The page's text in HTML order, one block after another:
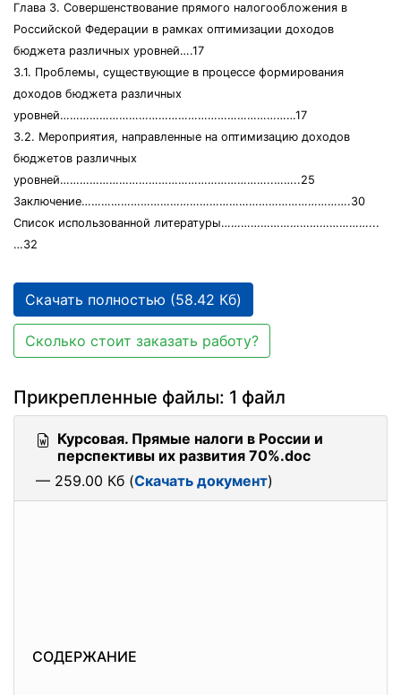
Глава 3. Совершенствование прямого налогообложения в
Российской Федерации в рамках оптимизации доходов
бюджета различных уровней….17
3.1. Проблемы, существующие в процессе формирования
доходов бюджета различных
уровней………………………………………………………………17
3.2. Мероприятия, направленные на оптимизацию доходов
бюджетов различных
уровней………………………………………………………..……..25
Заключение……………………………………………………………………….30
Список использованной литературы………………………………………...
…32
Скачать полностью (58.42 Кб)
Сколько стоит заказать работу?
Прикрепленные файлы: 1 файл
Курсовая. Прямые налоги в России и
перспективы их развития 70%.doc
— 259.00 Кб (Скачать документ)
СОДЕРЖАНИЕ